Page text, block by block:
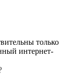
только
интернет-